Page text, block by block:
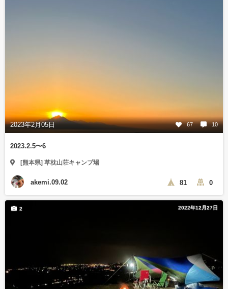
2023年2月05日 67 10
2023.2.5〜6
[熊本県] 草枕山荘キャンプ場
akemi.09.02 81 0
2022年12月27日
2